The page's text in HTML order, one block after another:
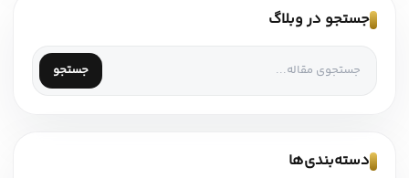
جستجو در وبلاگ
جستجو
دسته‌بندی‌ها